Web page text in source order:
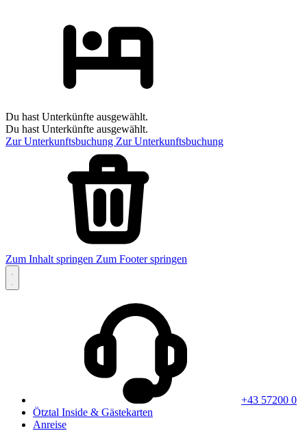
Du hast Unterkünfte ausgewählt.
Du hast Unterkünfte ausgewählt.
Zur Unterkunftsbuchung Zur Unterkunftsbuchung
Zum Inhalt springen Zum Footer springen
+43 57200 0
Ötztal Inside & Gästekarten
Anreise